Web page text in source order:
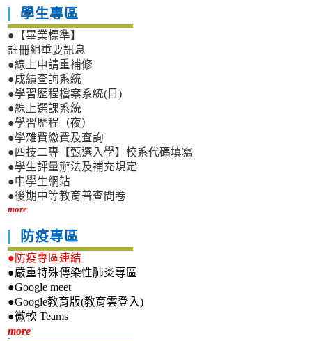
學生專區
●【畢業標準】
註冊組重要訊息
●線上申請重補修
●成績查詢系統
●學習歷程檔案系統(日)
●線上選課系統
●學習歷程（夜）
●學雜費繳費及查詢
●四技二專【甄選入學】校系代碼填寫
●學生評量辦法及補充規定
●中學生網站
●後期中等教育普查問卷
more
防疫專區
●防疫專區連結
●嚴重特殊傳染性肺炎專區
●Google meet
●Google教育版(教育雲登入)
●微軟 Teams
more新生專區